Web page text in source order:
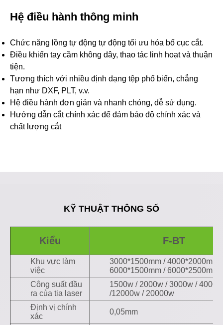
Hệ điều hành thông minh
Chức năng lồng tự động tự động tối ưu hóa bố cục cắt.
Điều khiển tay cầm không dây, thao tác linh hoạt và thuận
tiện.
Tương thích với nhiều định dạng tệp phổ biến, chẳng
hạn như DXF, PLT, v.v.
Hệ điều hành đơn giản và nhanh chóng, dễ sử dụng.
Hướng dẫn cắt chính xác để đảm bảo độ chính xác và
chất lượng cắt
KỸ THUẬT THÔNG SỐ
Kiểu F-BT
Khu vực làm
việc
3000*1500mm / 4000*2000mm /
6000*1500mm / 6000*2500mm
Công suất đầu
ra của tia laser
1500w / 2000w / 3000w /
/12000w / 20000w
Định vị chính
xác
0,05mm